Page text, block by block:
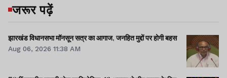
जरूर पढ़ें
झारखंड विधानसभा मॉनसून सत्र का आगाज, जनहित मुद्दों पर होगी बहस
Aug 06, 2026 11:38 AM